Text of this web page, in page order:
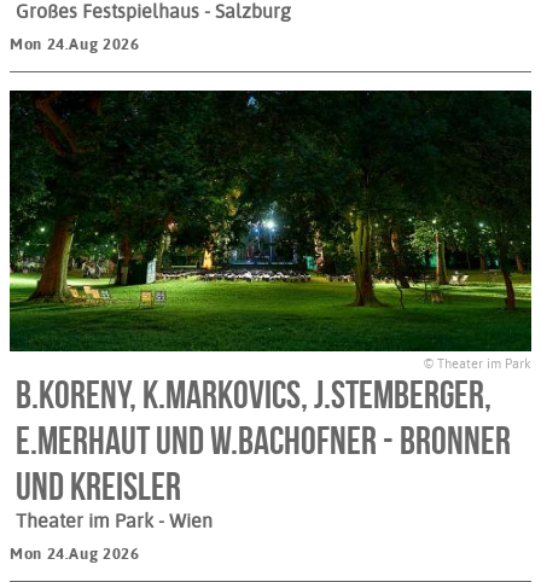
Großes Festspielhaus - Salzburg
Mon 24.Aug 2026
© Theater im Park
B.Koreny, K.Markovics, J.Stemberger,
E.Merhaut und W.Bachofner - Bronner
und Kreisler
Theater im Park- Wien
Mon 24.Aug 2026